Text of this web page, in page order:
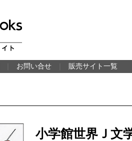
お問い合せ 販売サイト一覧
小学館世界Ｊ